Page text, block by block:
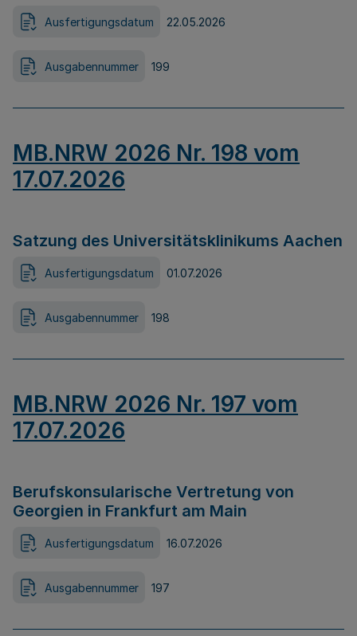
Ausfertigungsdatum 22.05.2026
Ausgabennummer 199
MB.NRW 2026 Nr. 198 vom
17.07.2026
Satzung des Universitätsklinikums Aachen
Ausfertigungsdatum 01.07.2026
Ausgabennummer 198
MB.NRW 2026 Nr. 197 vom
17.07.2026
Berufskonsularische Vertretung von
Georgien in Frankfurt am Main
Ausfertigungsdatum 16.07.2026
Ausgabennummer 197